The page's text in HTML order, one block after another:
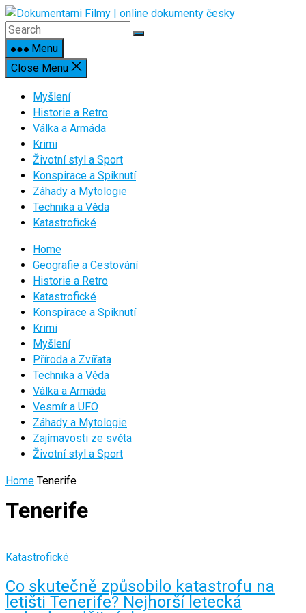
Skip
to
contentMenu
Close Menu
Myšlení
Historie a Retro
Válka a Armáda
Krimi
Životní styl a Sport
Konspirace a Spiknutí
Záhady a Mytologie
Technika a Věda
Katastrofické
Home
Geografie a Cestování
Historie a Retro
Katastrofické
Konspirace a Spiknutí
Krimi
Myšlení
Příroda a Zvířata
Technika a Věda
Válka a Armáda
Vesmír a UFO
Záhady a Mytologie
Zajímavosti ze světa
Životní styl a Sport
Home Tenerife
Tenerife
Katastrofické
Co skutečně způsobilo katastrofu na
letišti Tenerife? Nejhorší letecká